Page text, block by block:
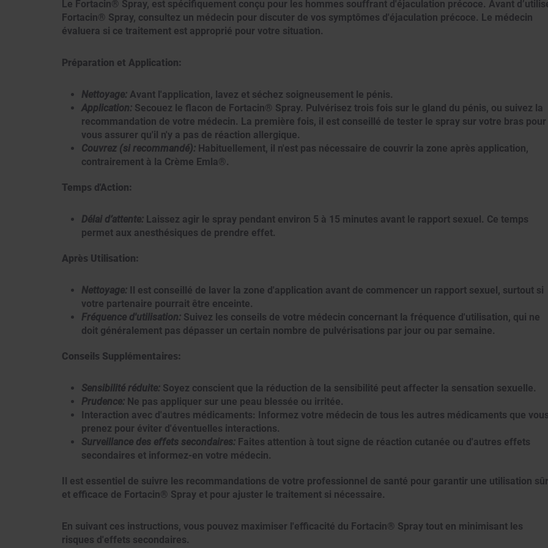
Le Fortacin® Spray, est spécifiquement conçu pour les hommes souffrant d'éjaculation précoce. Avant
Fortacin® Spray, consultez un médecin pour discuter de vos symptômes d'éjaculation précoce. Le médecin
évaluera si ce traitement est approprié pour votre situation.
Préparation et Application:
Nettoyage: Avant l'application, lavez et séchez soigneusement le pénis.
Application: Secouez le flacon de Fortacin® Spray. Pulvérisez trois fois sur le gland du pénis, ou suivez la
recommandation de votre médecin. La première fois, il est conseillé de tester le spray sur votre bras pour
vous assurer qu'il n'y a pas de réaction allergique.
Couvrez (si recommandé): Habituellement, il n'est pas nécessaire de couvrir la zone après application,
contrairement à la Crème Emla®.
Temps d'Action:
Délai d’attente: Laissez agir le spray pendant environ 5 à 15 minutes avant le rapport sexuel. Ce temps
permet aux anesthésiques de prendre effet.
Après Utilisation:
Nettoyage: Il est conseillé de laver la zone d'application avant de commencer un rapport sexuel, surtout si
votre partenaire pourrait être enceinte.
Fréquence d'utilisation: Suivez les conseils de votre médecin concernant la fréquence d'utilisation, qui ne
doit généralement pas dépasser un certain nombre de pulvérisations par jour ou par semaine.
Conseils Supplémentaires:
Sensibilité réduite: Soyez conscient que la réduction de la sensibilité peut affecter la sensation sexuelle.
Prudence: Ne pas appliquer sur une peau blessée ou irritée.
Interaction avec d'autres médicaments: Informez votre médecin de tous les autres médicaments que
prenez pour éviter d'éventuelles interactions.
Surveillance des effets secondaires: Faites attention à tout signe de réaction cutanée ou d'autres effets
secondaires et informez-en votre médecin.
Il est essentiel de suivre les recommandations de votre professionnel de santé pour garantir une utilisation
et efficace de Fortacin® Spray et pour ajuster le traitement si nécessaire.
En suivant ces instructions, vous pouvez maximiser l'efficacité du Fortacin® Spray tout en minimisant les
risques d'effets secondaires.